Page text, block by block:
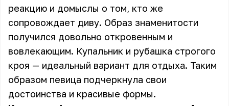
реакцию и домыслы о том, кто же
сопровождает диву. Образ знаменитости
получился довольно откровенным и
вовлекающим. Купальник и рубашка строгого
кроя — идеальный вариант для отдыха. Таким
образом певица подчеркнула свои
достоинства и красивые формы.